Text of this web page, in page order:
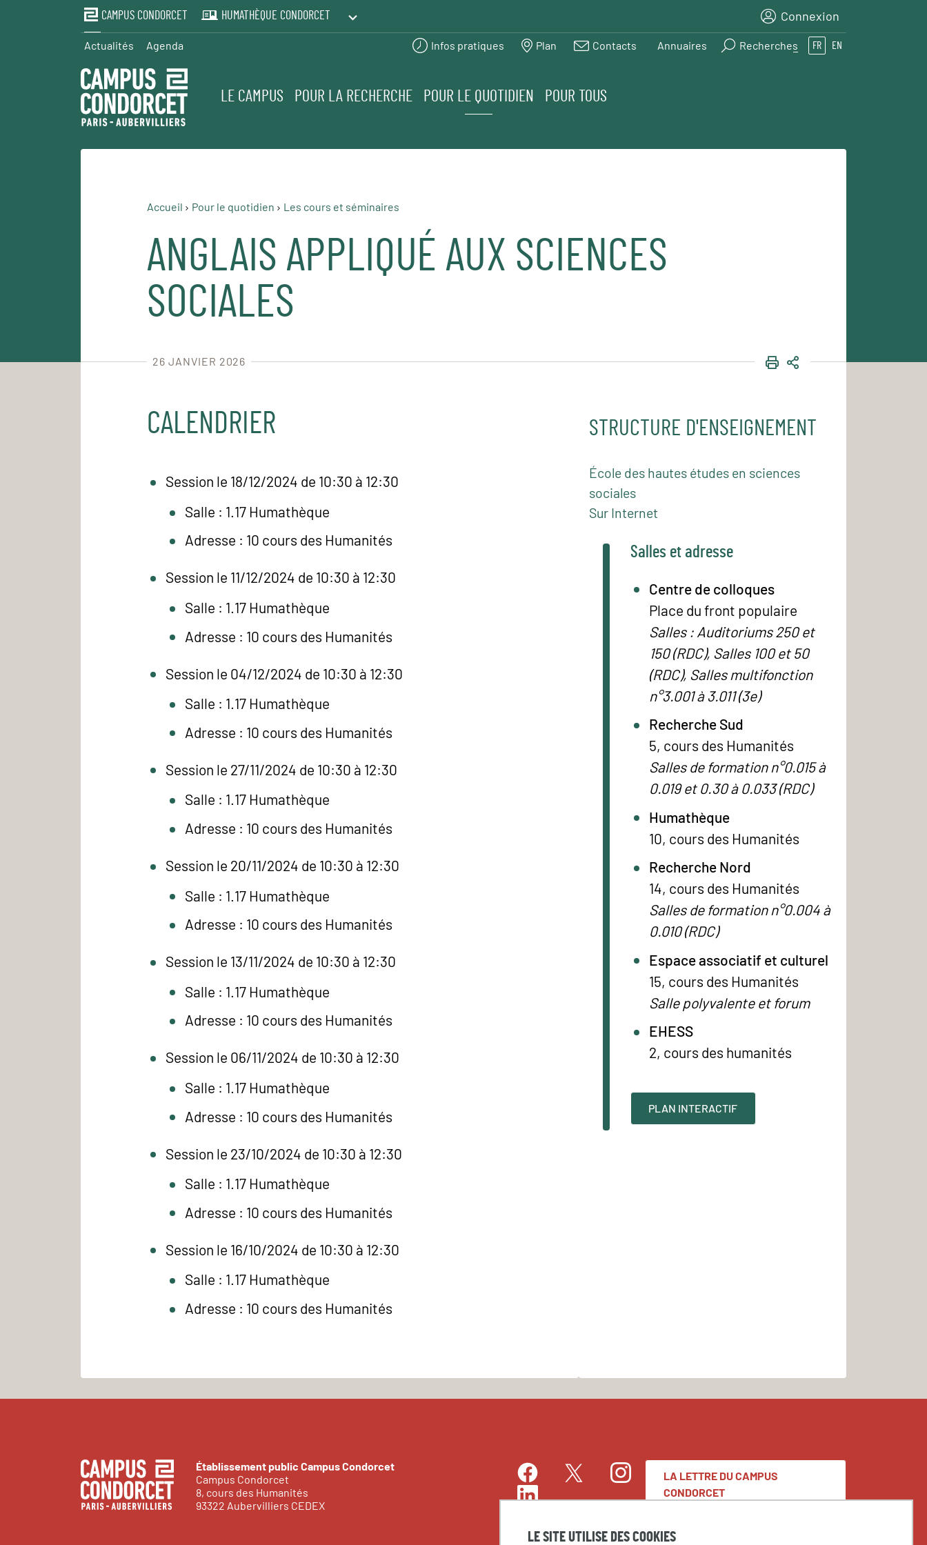
LE SITE UTILISE DES COOKIES
CAMPUS CONDORCET HUMATHÈQUE CONDORCET
PRINTEMPS DES HUMANITÉS
Connexion
Actualités Agenda Infos pratiques Plan Contacts Annuaires Recherches FR EN
LE CAMPUS POUR LA RECHERCHE POUR LE QUOTIDIEN POUR TOUS
Accueil Pour le quotidien Les cours et séminaires
ANGLAIS APPLIQUÉ AUX SCIENCES
SOCIALES
26 JANVIER 2026 IMPRIMER
PARTAGER
CALENDRIER
Session le 18/12/2024 de 10:30 à 12:30
Salle : 1.17 Humathèque
Adresse : 10 cours des Humanités
Session le 11/12/2024 de 10:30 à 12:30
Salle : 1.17 Humathèque
Adresse : 10 cours des Humanités
Session le 04/12/2024 de 10:30 à 12:30
Salle : 1.17 Humathèque
Adresse : 10 cours des Humanités
Session le 27/11/2024 de 10:30 à 12:30
Salle : 1.17 Humathèque
Adresse : 10 cours des Humanités
Session le 20/11/2024 de 10:30 à 12:30
Salle : 1.17 Humathèque
Adresse : 10 cours des Humanités
Session le 13/11/2024 de 10:30 à 12:30
Salle : 1.17 Humathèque
Adresse : 10 cours des Humanités
Session le 06/11/2024 de 10:30 à 12:30
Salle : 1.17 Humathèque
Adresse : 10 cours des Humanités
Session le 23/10/2024 de 10:30 à 12:30
Salle : 1.17 Humathèque
Adresse : 10 cours des Humanités
Session le 16/10/2024 de 10:30 à 12:30
Salle : 1.17 Humathèque
Adresse : 10 cours des Humanités
STRUCTURE D'ENSEIGNEMENT
École des hautes études en sciences
sociales
Sur Internet
Salles et adresse
Centre de colloques
Place du front populaire
Salles : Auditoriums 250 et
150 (RDC), Salles 100 et 50
(RDC), Salles multifonction
n°3.001 à 3.011 (3e)
Recherche Sud
5, cours des Humanités
Salles de formation n°0.015 à
0.019 et 0.30 à 0.033 (RDC)
Humathèque
10, cours des Humanités
Recherche Nord
14, cours des Humanités
Salles de formation n°0.004 à
0.010 (RDC)
Espace associatif et culturel
15, cours des Humanités
Salle polyvalente et forum
EHESS
2, cours des humanités
PLAN INTERACTIF
Établissement public Campus Condorcet
Campus Condorcet
8, cours des Humanités
93322 Aubervilliers CEDEX
FacebookTwitter
Instagram
LinkedIn
LA LETTRE DU CAMPUS
CONDORCET